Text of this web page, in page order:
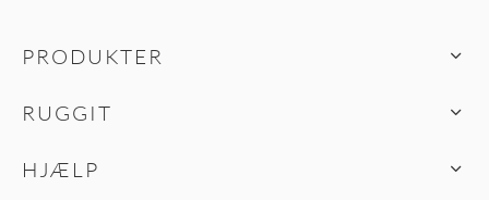
PRODUKTER
RUGGIT
HJÆLP